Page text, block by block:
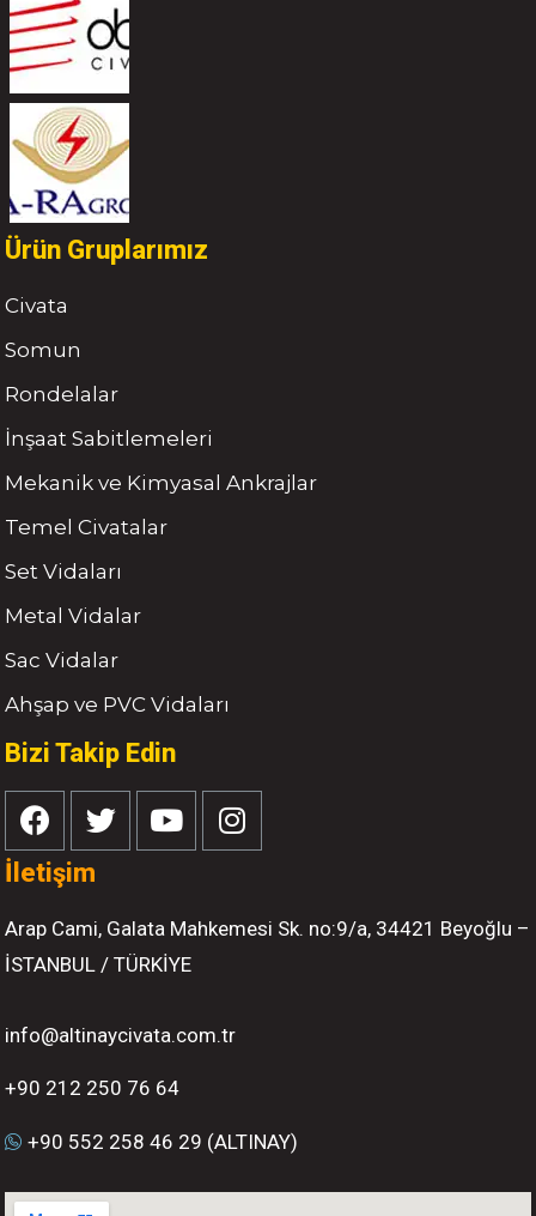
Ürün Gruplarımız
Civata
Somun
Rondelalar
İnşaat Sabitlemeleri
Mekanik ve Kimyasal Ankrajlar
Temel Civatalar
Set Vidaları
Metal Vidalar
Sac Vidalar
Ahşap ve PVC Vidaları
Bizi Takip Edin
İletişim
Arap Cami, Galata Mahkemesi Sk. no:9/a, 34421 Beyoğlu –
İSTANBUL / TÜRKİYE
info@altinaycivata.com.tr
+90 212 250 76 64
+90 552 258 46 29 (ALTINAY)